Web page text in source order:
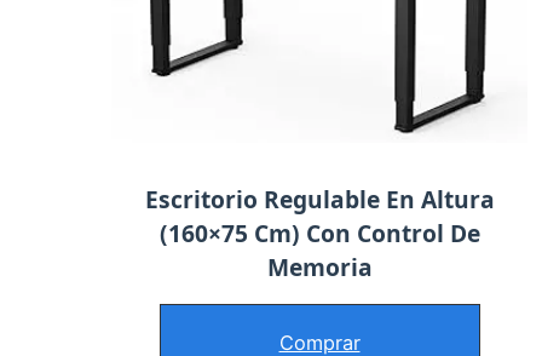
Escritorio Regulable En Altura
(160×75 Cm) Con Control De
Memoria
Comprar